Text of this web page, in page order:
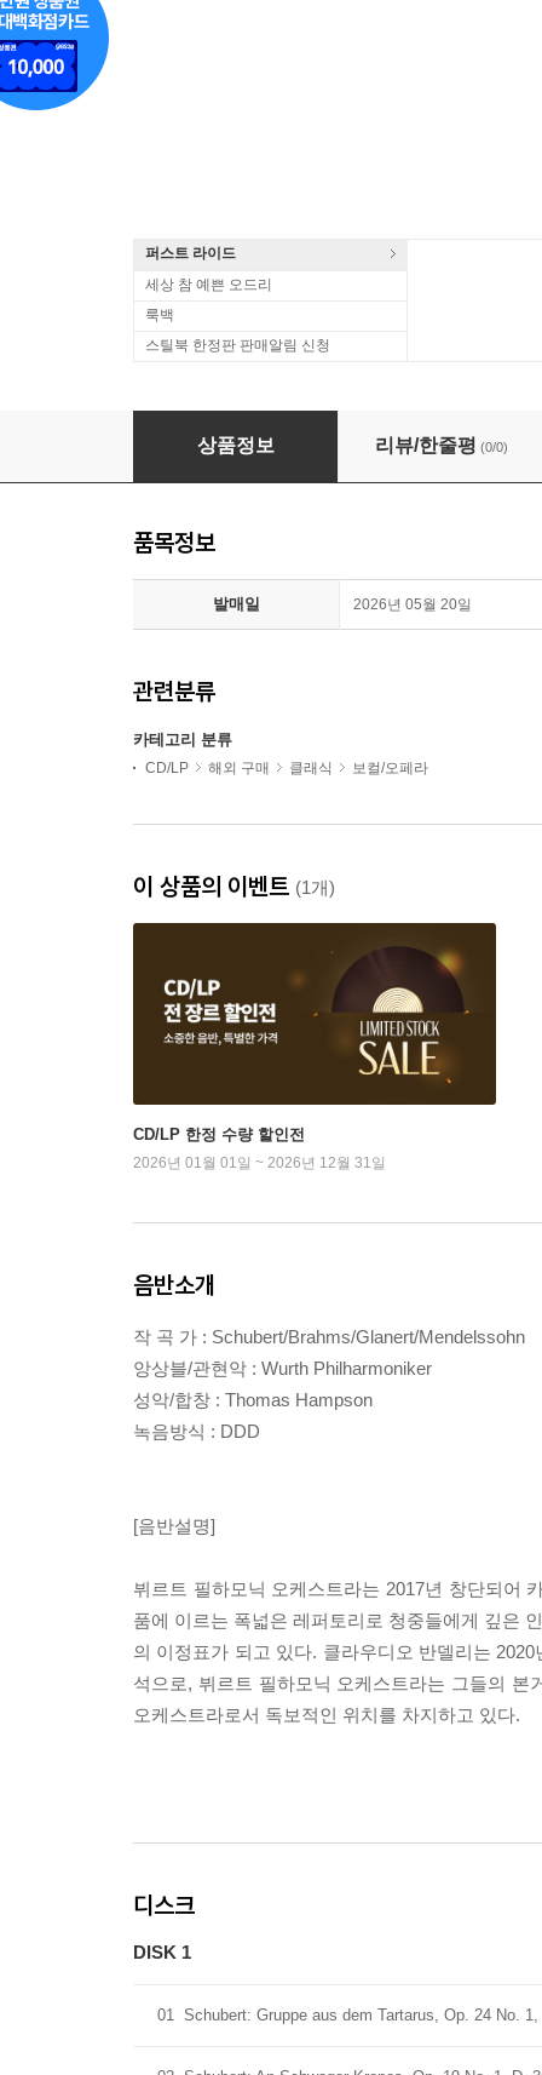
퍼스트 라이드
세상 참 예쁜 오드리
룩백
스틸북 한정판 판매알림 신청
토마스 햄프슨 (THOMAS HAMPSON)(CD) -
상품정보 리뷰/한줄평 (0/0)
품목정보
발매일 2026년 05월 20일
관련분류
카테고리 분류
CD/LP 해외 구매 클래식 보컬/오페라
이 상품의 이벤트 (1개)
CD/LP 한정 수량 할인전
2026년 01월 01일 ~ 2026년 12월 31일
음반소개
작 곡 가 : Schubert/Brahms/Glanert/Mendelssohn
앙상블/관현악 : Wurth Philharmoniker
성악/합창 : Thomas Hampson
녹음방식 : DDD
[음반설명]
뷔르트 필하모닉 오케스트라는 2017년 창단되어
품에 이르는 폭넓은 레퍼토리로 청중들에게 깊은
의 이정표가 되고 있다. 클라우디오 반델리는
석으로, 뷔르트 필하모닉 오케스트라는 그들의
오케스트라로서 독보적인 위치를 차지하고 있다.
디스크
DISK 1
01 Schubert: Gruppe aus dem Tartarus, Op. 24 No.